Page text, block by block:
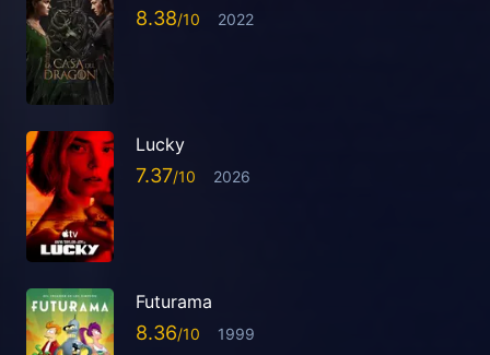
8.38 2022
Lucky
7.37 2026
Futurama
8.36 1999